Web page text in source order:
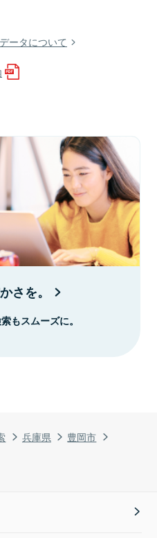
兵庫県
豊岡市
ータについて
さを。
もスムーズに。